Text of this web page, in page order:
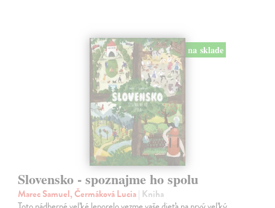
na sklade
Slovensko - spoznajme ho spolu
Marec Samuel, Čermáková Lucia| Kniha